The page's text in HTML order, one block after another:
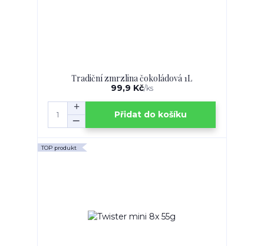
Tradiční zmrzlina čokoládová 1L
99,9 Kč/ks
Přidat do košíku
TOP produkt